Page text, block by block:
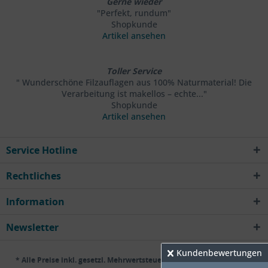
Kundenbewertungen
"Perfekt, rundum"
Shopkunde
Artikel ansehen
Toller Service
" Wunderschöne Filzauflagen aus 100% Naturmaterial! Die
Verarbeitung ist makellos – echte..."
Shopkunde
Artikel ansehen
Service Hotline
Rechtliches
Information
Newsletter
* Alle Preise inkl. gesetzl. Mehrwertsteuer zzgl.Versandkostenund